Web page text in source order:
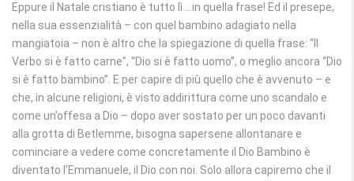
Eppure il Natale cristiano è tutto lì …in quella frase! Ed il presepe,
nella sua essenzialità – con quel bambino adagiato nella
mangiatoia – non è altro che la spiegazione di quella frase: “Il
Verbo si è fatto carne”, “Dio si è fatto uomo”, o meglio ancora “Dio
si è fatto bambino”. E per capire di più quello che è avvenuto – e
che, in alcune religioni, è visto addirittura come uno scandalo e
come un’offesa a Dio – dopo aver sostato per un poco davanti
alla grotta di Betlemme, bisogna sapersene allontanare e
cominciare a vedere come concretamente il Dio Bambino è
diventato l’Emmanuele, il Dio con noi. Solo allora capiremo che il